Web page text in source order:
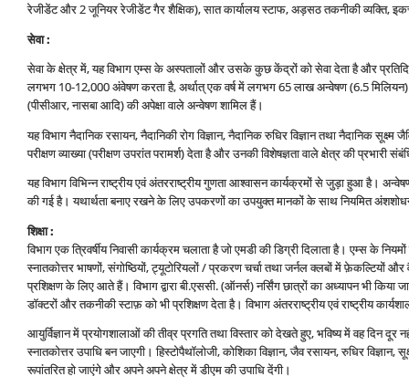
रेजीडेंट और 2 जूनियर रेजीडेंट गैर शैक्षिक), सात कार्यालय स्‍टाफ, अड़सठ तकनीकी व्‍यक्ति,
सेवा :
सेवा के क्षेत्र में, यह विभाग एम्‍स के अस्‍पतालों और उसके कुछ केंद्रों को सेवा देता है और
लगभग 10-12,000 अंवेषण करता है, अर्थात् एक वर्ष में लगभग 65 लाख अन्‍वेषण (6.5
(पीसीआर, नासबा आदि) की अपेक्षा वाले अन्‍वेषण शामिल हैं।
यह विभाग नैदानिक रसायन, नैदानिकी रोग विज्ञान, नैदानिक रुधिर विज्ञान तथा नैदानिक सूक्ष्‍म
परीक्षण व्‍याख्‍या (परीक्षण उपरांत परामर्श) देता है और उनकी विशेषज्ञता वाले क्षेत्र की
यह विभाग विभिन्‍न राष्‍ट्रीय एवं अंतरराष्‍ट्रीय गुणता आश्‍वासन कार्यक्रमों से जुड़ा हुआ है।
की गई है। यथार्थता बनाए रखने के लिए उपकरणों का उपयुक्‍त मानकों के साथ नियमित अंशशोधन
शिक्षा :
विभाग एक त्रिवर्षीय निवासी कार्यक्रम चलाता है जो एमडी की डिग्री दिलाता है। एम्‍स के
स्‍नातकोत्तर भाषणों, संगोष्ठियों, ट्यूटोरियलों / प्रकरण चर्चा तथा जर्नल क्‍लबों में फ़ेकल्टियों
प्रशिक्षण के लिए आते हैं। विभाग द्वारा बी.एससी. (ऑनर्स) नर्सिंग छात्रों का अध्‍यापन भी किया
डॉक्‍टरों और तकनीकी स्‍टाफ़ को भी प्रशिक्षण देता है। विभाग अंतरराष्‍ट्रीय एवं राष्‍ट्रीय
आयुर्विज्ञान में प्रयोगशालाओं की तीव्र प्रगति तथा विस्‍तार को देखते हुए, भविष्‍य में वह दिन दूर
स्‍नातकोत्तर उपाधि बन जाएगी। हिस्‍टोपैथॉलोजी, कोशिका विज्ञान, जैव रसायन, रुधिर
रूपांतरित हो जाएंगे और अपने अपने क्षेत्र में डीएम की उपाधि देंगी।